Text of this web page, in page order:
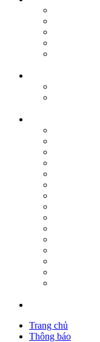
Trang chủ
Thông báo